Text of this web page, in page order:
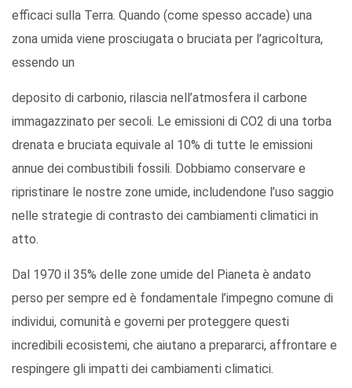
efficaci sulla Terra. Quando (come spesso accade) una
zona umida viene prosciugata o bruciata per l’agricoltura,
essendo un
deposito di carbonio, rilascia nell’atmosfera il carbone
immagazzinato per secoli. Le emissioni di CO2 di una torba
drenata e bruciata equivale al 10% di tutte le emissioni
annue dei combustibili fossili. Dobbiamo conservare e
ripristinare le nostre zone umide, includendone l’uso saggio
nelle strategie di contrasto dei cambiamenti climatici in
atto.
Dal 1970 il 35% delle zone umide del Pianeta è andato
perso per sempre ed è fondamentale l’impegno comune di
individui, comunità e governi per proteggere questi
incredibili ecosistemi, che aiutano a prepararci, affrontare e
respingere gli impatti dei cambiamenti climatici.